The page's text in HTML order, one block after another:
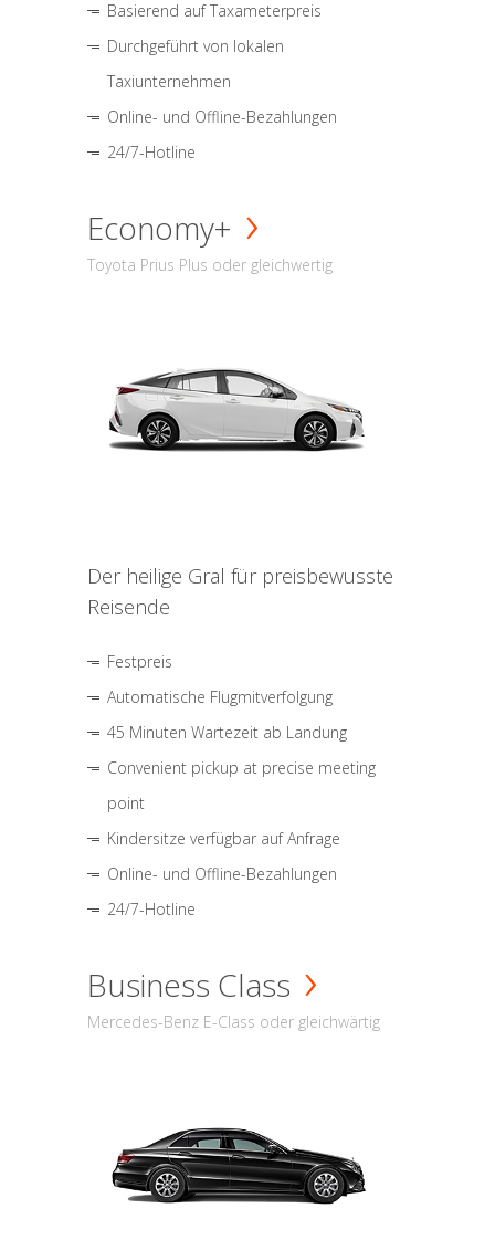
Basierend auf Taxameterpreis
Durchgeführt von lokalen
Taxiunternehmen
Online- und Offline-Bezahlungen
24/7-Hotline
Economy+
Toyota Prius Plus oder gleichwertig
Der heilige Gral für preisbewusste
Reisende
Festpreis
Automatische Flugmitverfolgung
45 Minuten Wartezeit ab Landung
Convenient pickup at precise meeting
point
Kindersitze verfügbar auf Anfrage
Online- und Offline-Bezahlungen
24/7-Hotline
Business Class
Mercedes-Benz E-Class oder gleichwärtig